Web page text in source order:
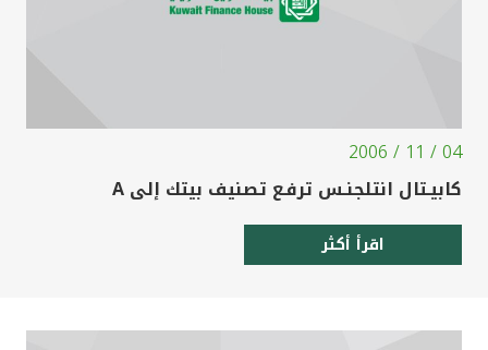
04 / 11 / 2006
كابيـتال انتلجنـس ترفـع تصنيف بيتك إلى A
اقرأ أكثر